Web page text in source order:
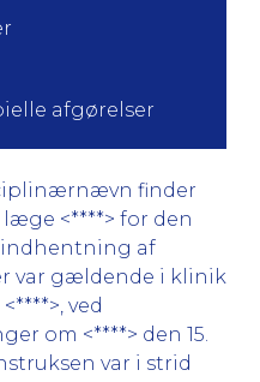
afgørelser
finder
<****> for den
af
var gældende i klinik
ved
om <****> den 15.
var i strid